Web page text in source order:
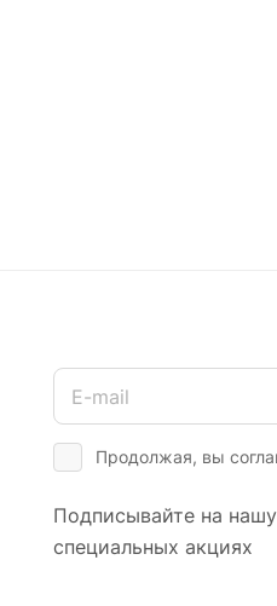
Продолжая, вы
Подписывайте на
специальных акциях